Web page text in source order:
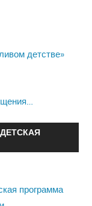
детстве»
программа